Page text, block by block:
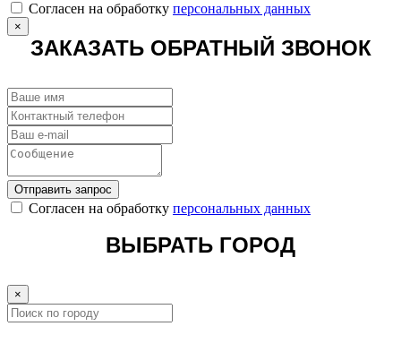
Cогласен на обработку персональных данных
×
ЗАКАЗАТЬ ОБРАТНЫЙ ЗВОНОК
Отправить запрос
Cогласен на обработку персональных данных
ВЫБРАТЬ ГОРОД
×